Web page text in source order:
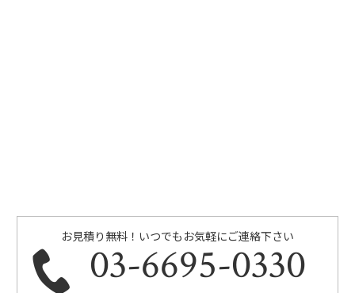
お見積り無料！いつでもお気軽にご連絡下さい
03-6695-0330